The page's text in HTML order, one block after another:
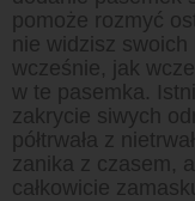
pomoże rozmyć
nie widzisz
wcześnie, jak
w te pasemka.
zakrycie siwych
półtrwała z
zanika z czasem,
całkowicie